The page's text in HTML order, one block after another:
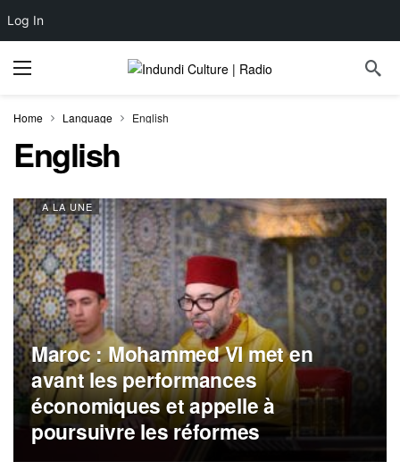
Log In
Home Language English
English
A LA UNE
Maroc : Mohammed VI met en
avant les performances
économiques et appelle à
poursuivre les réformes